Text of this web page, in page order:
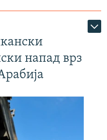
напад врз